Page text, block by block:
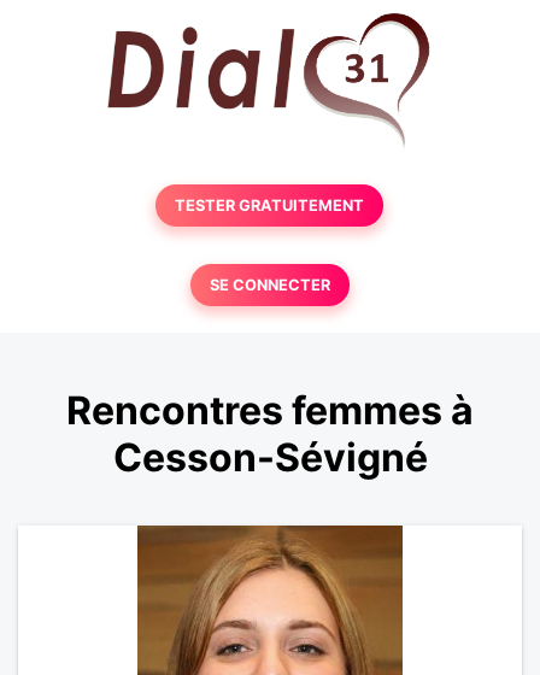
TESTER GRATUITEMENT
SE CONNECTER
Rencontres femmes à
Cesson-Sévigné